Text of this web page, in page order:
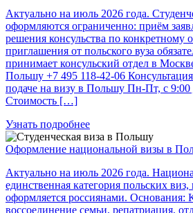
Актуально на июль 2026 года.
оформляются ограниченно: приём
решения консульства по
приглашения от польского вуза
принимает консульский отдел в
Польшу +7 495 118-42-06
подаче на визу в Польшу Пн-Пт, с 9:00
Стоимость […]
Узнать подробнее
Оформление национальной визы в
Актуально на июль 2026 года.
единственная категория польских виз,
оформляется россиянами. Основания:
воссоединение семьи, репатриация,